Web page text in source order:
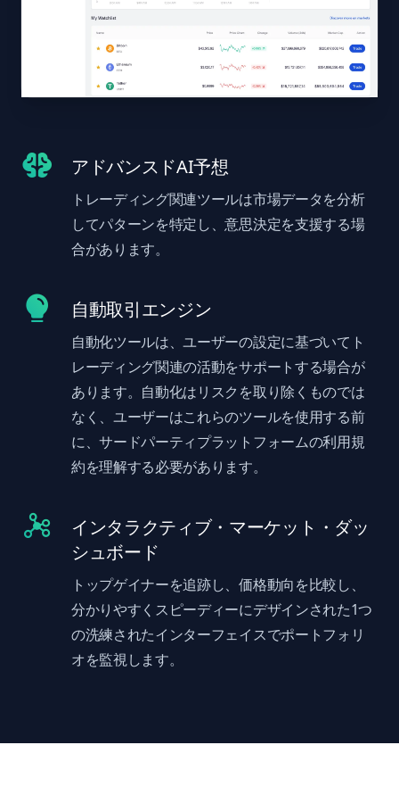
アドバンスドAI予想
トレーディング関連ツールは市場データを分析
してパターンを特定し、意思決定を支援する場
合があります。
自動取引エンジン
自動化ツールは、ユーザーの設定に基づいてト
レーディング関連の活動をサポートする場合が
あります。自動化はリスクを取り除くものでは
なく、ユーザーはこれらのツールを使用する前
に、サードパーティプラットフォームの利用規
約を理解する必要があります。
インタラクティブ・マーケット・ダッ
シュボード
トップゲイナーを追跡し、価格動向を比較し、
分かりやすくスピーディーにデザインされた1つ
の洗練されたインターフェイスでポートフォリ
オを監視します。